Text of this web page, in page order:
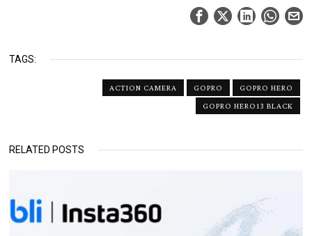
TAGS:
ACTION CAMERA GOPRO
GOPRO HERO
GOPRO HERO13 BLACK
RELATED POSTS